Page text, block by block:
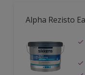
Alpha Rezisto